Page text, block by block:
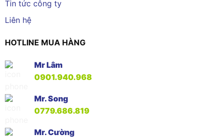
Tin tức công ty
Liên hệ
HOTLINE MUA HÀNG
Mr Lâm
0901.940.968
Mr. Song
0779.686.819
Mr. Cường